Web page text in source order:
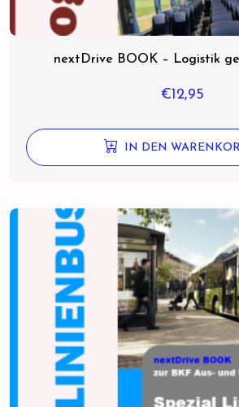
nextDrive BOOK – Logistik
€12,95
IN DEN